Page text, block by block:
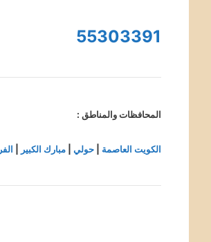
55303391
المحافظات والمناطق :
الكويت العاصمة حولي مبارك الكبير